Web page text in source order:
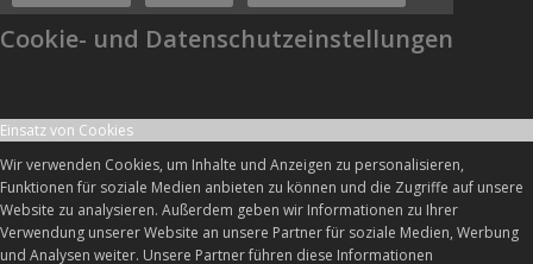
Cookie- und Datenschutzeinstellungen
Einsatz von Cookies
Wir verwenden Cookies, um Inhalte und Anzeigen zu personalisieren,
Funktionen für soziale Medien anbieten zu können und die Zugriffe auf unsere
Website zu analysieren. Außerdem geben wir Informationen zu Ihrer
Verwendung unserer Website an unsere Partner für soziale Medien, Werbung
und Analysen weiter. Unsere Partner führen diese Informationen